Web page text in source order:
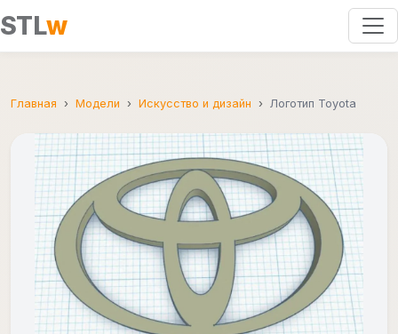
STLw
Главная Модели Искусство и дизайн Логотип Toyota